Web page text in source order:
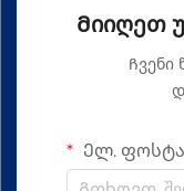
Მიიღეთ
Ჩვენი
Ელ. ფოსტა